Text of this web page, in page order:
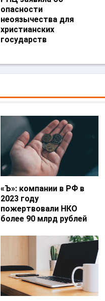
опасности
неоязычества для
христианских
государств
«Ъ‎»: компании в РФ в
2023 году
пожертвовали НКО
более 90 млрд рублей